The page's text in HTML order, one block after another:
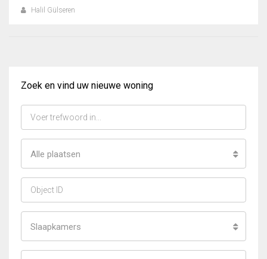
Halil Gülseren
Zoek en vind uw nieuwe woning
Alle plaatsen
Slaapkamers